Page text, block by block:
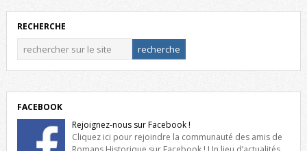
RECHERCHE
FACEBOOK
Rejoignez-nous sur Facebook !
Cliquez ici pour rejoindre la communauté des amis de